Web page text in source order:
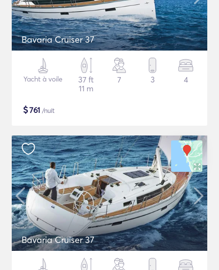
Bavaria Cruiser 37
Yacht à voile
37 ft
11 m
7 3 4
$761 /nuit
Bavaria Cruiser 37